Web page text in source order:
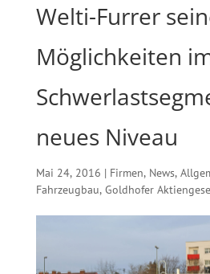
Welti-Furrer
Möglichkeiten
neues Niveau
Mai 24, 2016 | Firmen, News,
Fahrzeugbau, Goldhofer